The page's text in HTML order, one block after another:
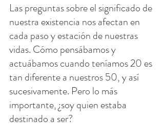
Las preguntas sobre el significado de
nuestra existencia nos afectan en
cada paso y estación de nuestras
vidas. Cómo pensábamos y
actuábamos cuando teníamos 20 es
tan diferente a nuestros 50, y así
sucesivamente. Pero lo más
importante, ¿soy quien estaba
destinado a ser?